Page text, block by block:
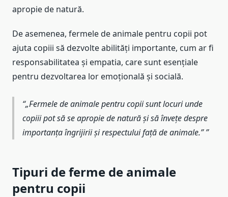
apropie de natură.
De asemenea, fermele de animale pentru copii pot
ajuta copiii să dezvolte abilități importante, cum ar fi
responsabilitatea și empatia, care sunt esențiale
pentru dezvoltarea lor emoțională și socială.
„Fermele de animale pentru copii sunt locuri unde
copiii pot să se apropie de natură și să învețe despre
importanța îngrijirii și respectului față de animale.”
Tipuri de ferme de animale
pentru copii